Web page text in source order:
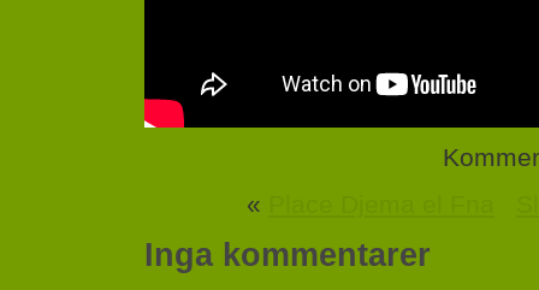
«
Inga kommentarer